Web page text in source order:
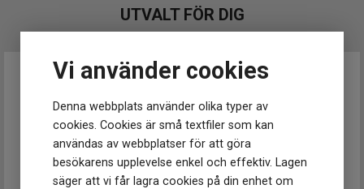
Vi använder cookies
Denna webbplats använder olika typer av
cookies. Cookies är små textfiler som kan
användas av webbplatser för att göra
besökarens upplevelse enkel och effektiv. Lagen
säger att vi får lagra cookies på din enhet om
UTVALT FÖR DIG